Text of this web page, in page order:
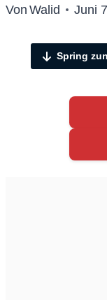
Von Walid Juni
Spring